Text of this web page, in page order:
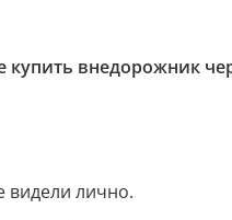
внедорожник
видели лично.